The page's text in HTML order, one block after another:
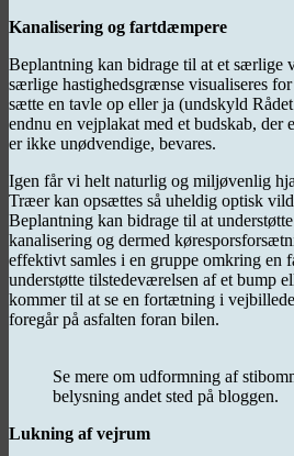
Kanalisering og fartdæmpere
Beplantning kan bidrage til at et særlige
særlige hastighedsgrænse visualiseres
sætte en tavle op eller ja (undskyld
endnu en vejplakat med et budskab, der
er ikke unødvendige, bevares.
Igen får vi helt naturlig og miljøvenlig
Træer kan opsættes så uheldig optisk
Beplantning kan bidrage til at
kanalisering og dermed
effektivt samles i en gruppe omkring en
understøtte tilstedeværelsen af et bump
kommer til at se en fortætning i
foregår på asfalten foran bilen.
Se mere om udformning af
belysning andet sted på bloggen.
Lukning af vejrum